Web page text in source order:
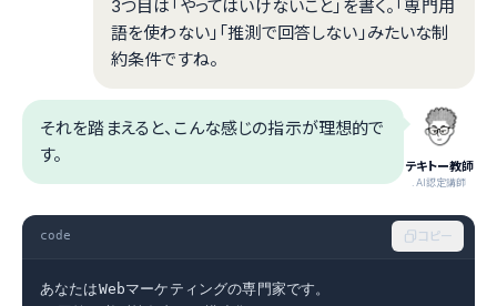
3つ目は「やってはいけないこと」を書く。「専門用
語を使わない」「推測で回答しない」みたいな制
約条件ですね。
テキトー教師
.AI認定講師
それを踏まえると、こんな感じの指示が理想的で
す。
code コピー
あなたはWebマーケティングの専門家です。